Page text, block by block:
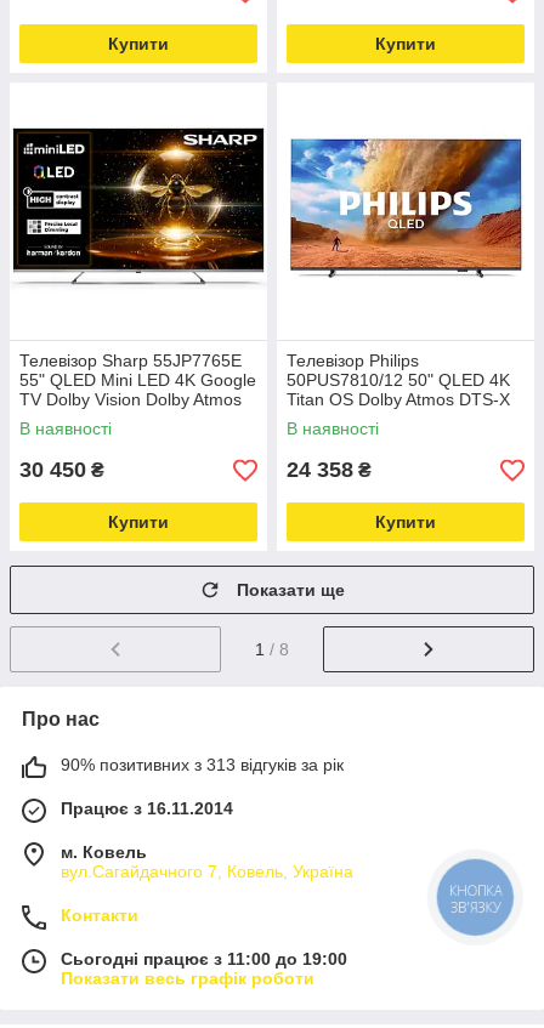
Купити Купити
Телевізор Sharp 55JP7765E
55" QLED Mini LED 4K Google
TV Dolby Vision Dolby Atmos
HDMI 2.1 DVB-T2
В наявності
30 450 ₴
Купити
Телевізор Philips
50PUS7810/12 50" QLED 4K
Titan OS Dolby Atmos DTS-X
HDMI 2.1 DVB-T2
В наявності
24 358 ₴
Купити
Показати ще
1 / 8
Про нас
90% позитивних з 313 відгуків за рік
Працює з 16.11.2014
м. Ковель
вул.Сагайдачного 7, Ковель, Україна
Контакти
Сьогодні працює з 11:00 до 19:00
Показати весь графік роботи